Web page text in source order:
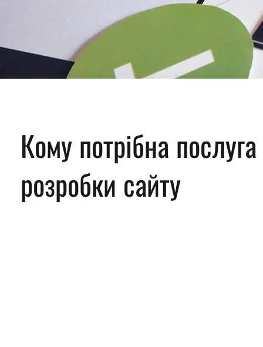
Кому потрібна послуга
розробки сайту